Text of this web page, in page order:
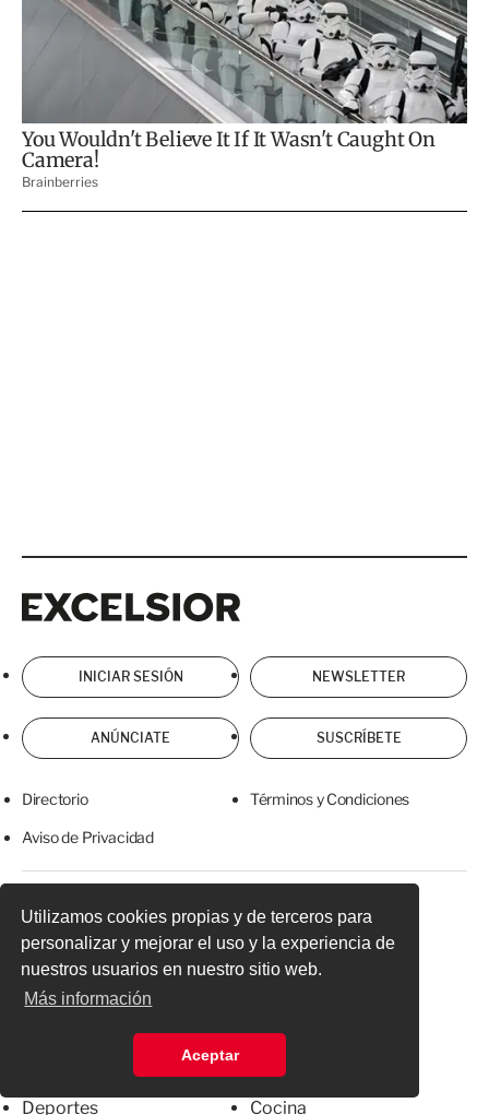
Utilizamos cookies propias y de terceros para
personalizar y mejorar el uso y la experiencia de
nuestros usuarios en nuestro sitio web.
Más información
Aceptar
INICIAR SESIÓN NEWSLETTER
ANÚNCIATE SUSCRÍBETE
Directorio Términos y Condiciones
Aviso de Privacidad
Secciones
Nacional
Internacional
Ciudad de México
Deportes
Suplementos
Última Hora
Alcaldías
Cocina